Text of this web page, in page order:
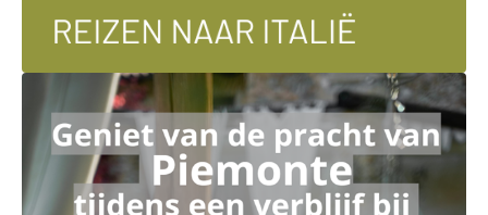
Ga naar externe link: https://andolives.nl/italie